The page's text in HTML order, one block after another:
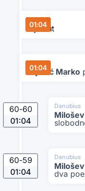
01:04
Star
Tajmaut
01:04
Star
Bojović Marko
Danubius
60-60
01:04
Danubius
dva
60-59
01:04